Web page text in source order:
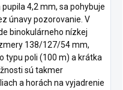
4,2 mm, sa pohybuje
únavy pozorovanie. V
binokulárneho nízkej
138/127/54 mm,
typu poli (100 m) a krátka
sú takmer
a horách na vyjadrenie